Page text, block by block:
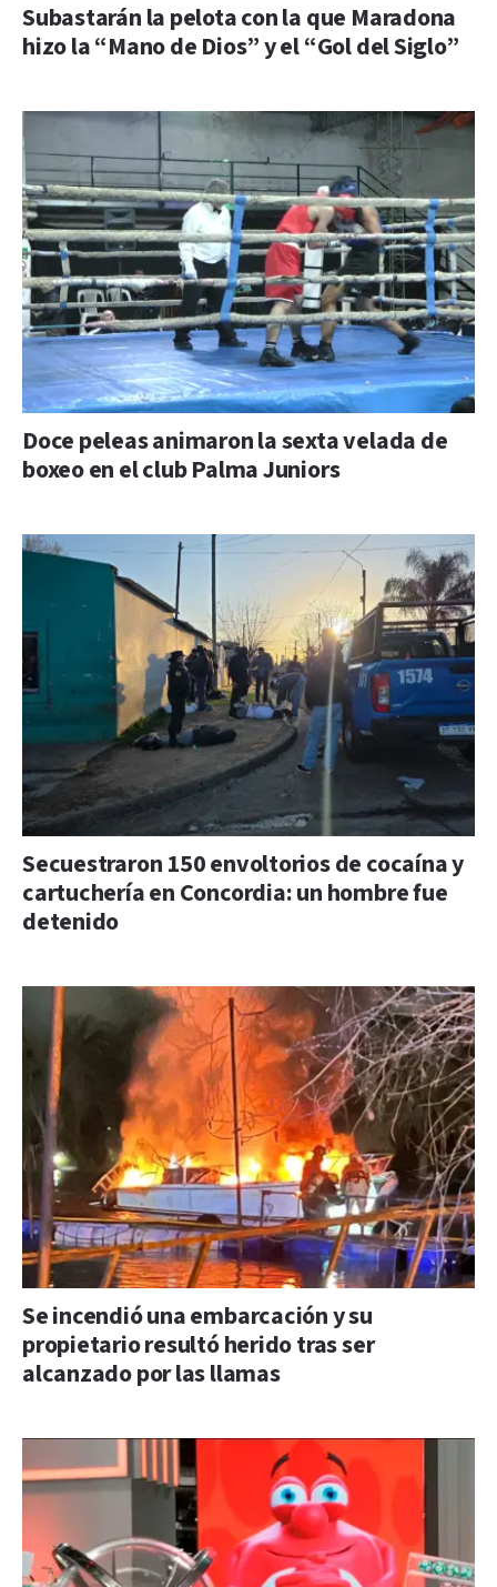
Subastarán la pelota con la que Maradona
hizo la “Mano de Dios” y el “Gol del Siglo”
Doce peleas animaron la sexta velada de
boxeo en el club Palma Juniors
Secuestraron 150 envoltorios de cocaína y
cartuchería en Concordia: un hombre fue
detenido
Se incendió una embarcación y su
propietario resultó herido tras ser
alcanzado por las llamas